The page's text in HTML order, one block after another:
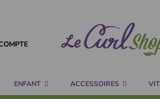
ENFANT ACCESSOIRES